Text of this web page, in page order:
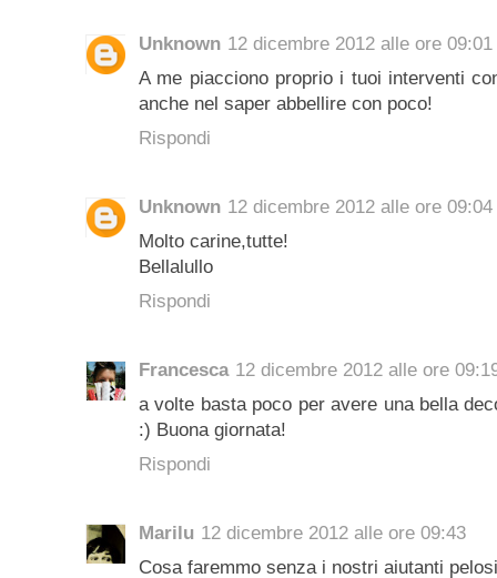
Unknown 12 dicembre 2012 alle ore 09:01
A me piacciono proprio i tuoi interventi
anche nel saper abbellire con poco!
Rispondi
Unknown 12 dicembre 2012 alle ore 09:04
Molto carine,tutte!
Bellalullo
Rispondi
Francesca 12 dicembre 2012 alle ore
a volte basta poco per avere una bella
:) Buona giornata!
Rispondi
Marilu 12 dicembre 2012 alle ore 09:43
Cosa faremmo senza i nostri aiutanti